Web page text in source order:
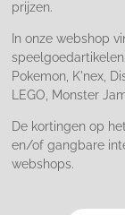
prijzen.
In onze webshop
Pokemon, K'nex,
LEGO, Monster
De kortingen op
en/of gangbare
webshops.